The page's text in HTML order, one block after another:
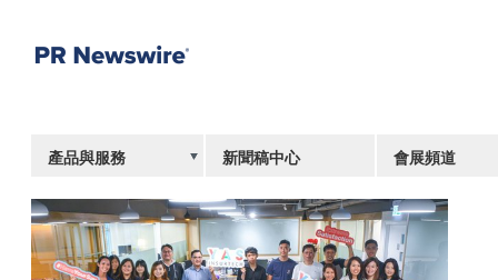
產品與服務 新聞稿中心 會展頻道